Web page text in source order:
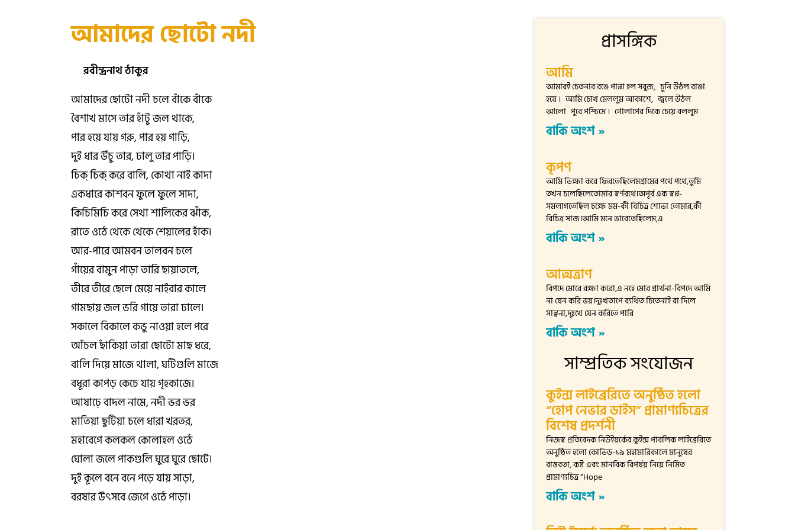
আমাদের ছোটো নদী
রবীন্দ্রনাথ ঠাকুর
আমাদের ছোটো নদী চলে বাঁকে বাঁকে
বৈশাখ মাসে তার হাঁটু জল থাকে,
পার হয়ে যায় গরু, পার হয় গাড়ি,
দুই ধার উঁচু তার, ঢালু তার পাড়ি।
চিক্ চিক্ করে বালি, কোথা নাই কাদা
একধারে কাশবন ফুলে ফুলে সাদা,
কিচিমিচি করে সেথা শালিকের ঝাঁক,
রাতে ওঠে থেকে থেকে শেয়ালের হাঁক।
আর-পারে আমবন তালবন চলে
গাঁয়ের বামুন পাড়া তারি ছায়াতলে,
তীরে তীরে ছেলে মেয়ে নাইবার কালে
গামছায় জল ভরি গায়ে তারা ঢালে।
সকালে বিকালে কভু নাওয়া হলে পরে
আঁচল ছাঁকিয়া তারা ছোটো মাছ ধরে,
বালি দিয়ে মাজে থালা, ঘটিগুলি মাজে
বধূরা কাপড় কেচে যায় গৃহকাজে।
আষাঢ়ে বাদল নামে, নদী ভর ভর
মাতিয়া ছুটিয়া চলে ধারা খরতর,
মহাবেগে কলকল কোলাহল ওঠে
ঘোলা জলে পাকগুলি ঘুরে ঘুরে ছোটে।
দুই কূলে বনে বনে পড়ে যায় সাড়া,
বরষার উৎসবে জেগে ওঠে পাড়া।
প্রাসঙ্গিক
আমি
আমারই চেতনার রঙে পান্না হল সবুজ, চুনি উঠল রাঙা
হয়ে । আমি চোখ মেললুম আকাশে, জ্বলে উঠল
আলো পুবে পশ্চিমে । গোলাপের দিকে চেয়ে বললুম
বাকি অংশ »
কৃপণ
আমি ভিক্ষা করে ফিরতেছিলেমগ্রামের পথে পথে,তুমি
তখন চলেছিলেতোমার স্বর্ণরথে।অপূর্ব এক স্বপ্ন-
সমলাগতেছিল চক্ষে মম-কী বিচিত্র শোভা তোমার,কী
বিচিত্র সাজ।আমি মনে ভাবেতেছিলেম,এ
বাকি অংশ »
আত্মত্রাণ
বিপদে মোরে রক্ষা করো,এ নহে মোর প্রার্থনা-বিপদে আমি
না যেন করি ভয়।দুঃখতাপে ব্যথিত চিতেনাই বা দিলে
সান্ত্বনা,দুঃখে যেন করিতে পারি
বাকি অংশ »
সাম্প্রতিক সংযোজন
কুইন্স লাইব্রেরিতে অনুষ্ঠিত হলো
“হোপ নেভার ডাইস” প্রামাণ্যচিত্রের
বিশেষ প্রদর্শনী
নিজস্ব প্রতিবেদক নিউইয়র্কের কুইন্স পাবলিক লাইব্রেরিতে
অনুষ্ঠিত হলো কোভিড-১৯ মহামারিকালে মানুষের
বাস্তবতা, কষ্ট এবং মানবিক বিপর্যয় নিয়ে নির্মিত
প্রামাণ্যচিত্র “Hope
বাকি অংশ »